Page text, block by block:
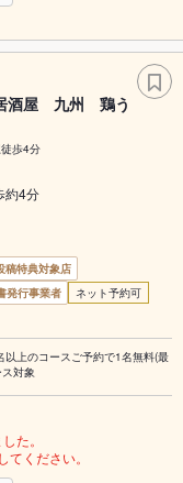
酒屋 九州 鶏う
歩4分
約4分
稿特典対象店
発行事業者
ネット予約可
以上のコースご予約で1名無料(最
対象
た。
ください。